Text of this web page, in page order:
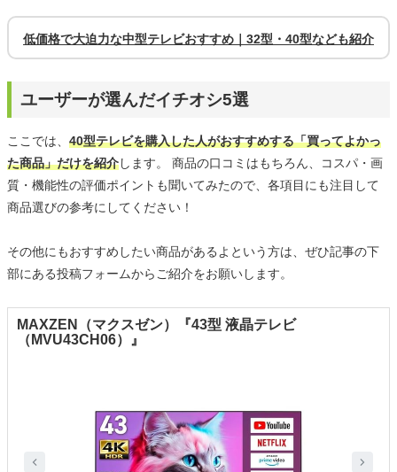
低価格で大迫力な中型テレビおすすめ｜32型・40型なども紹介
ユーザーが選んだイチオシ5選
ここでは、 40型テレビを購入した人がおすすめする「買ってよかっ
た商品」だけを紹介します。 商品の口コミはもちろん、コスパ・画
質・機能性の評価ポイントも聞いてみたので、各項目にも注目して
商品選びの参考にしてください！
その他にもおすすめしたい商品があるよという方は、ぜひ記事の下
部にある投稿フォームからご紹介をお願いします。
MAXZEN（マクスゼン）『43型 液晶テレビ
（MVU43CH06）』